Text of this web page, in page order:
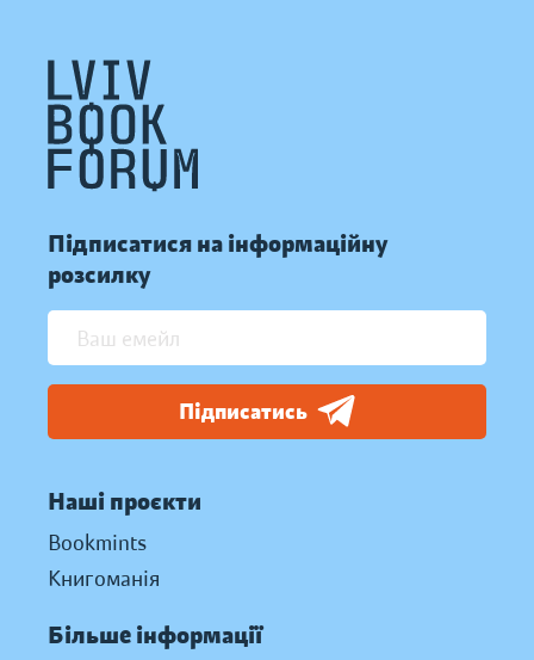
Підписатися на інформаційну
розсилку
Підписатись
Наші проєкти
Bookmints
Книгоманія
Більше інформації